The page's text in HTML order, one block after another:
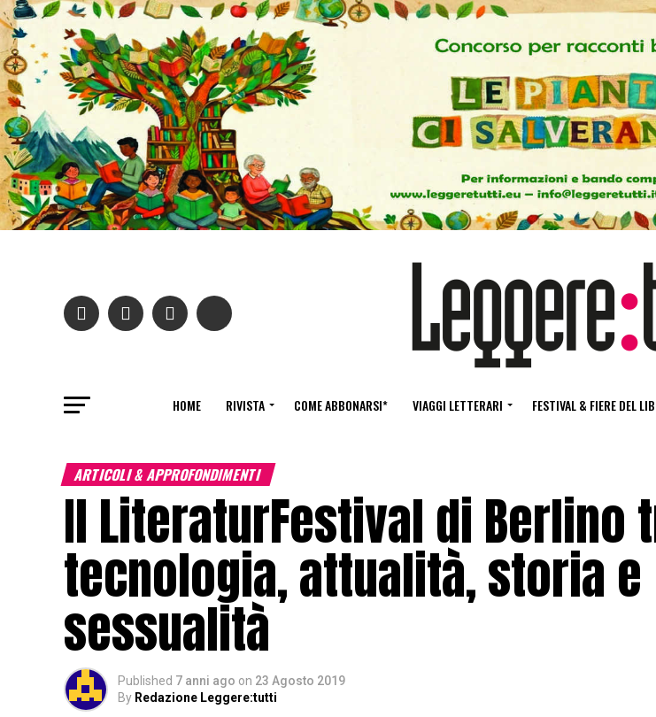
HOME RIVISTA COME ABBONARSI* VIAGGI LETTERARI FESTIVAL & FIERE DEL
ARTICOLI & APPROFONDIMENTI
Il LiteraturFestival di Berlino
tecnologia, attualità, storia e
sessualità
Published 7 anni ago on 23 Agosto 2019
By Redazione Leggere:tutti